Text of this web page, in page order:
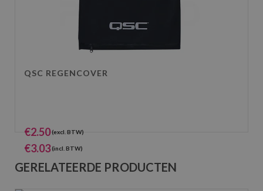
QSC REGENCOVER
€2.50(excl. BTW)
€3.03(incl. BTW)
GERELATEERDE PRODUCTEN